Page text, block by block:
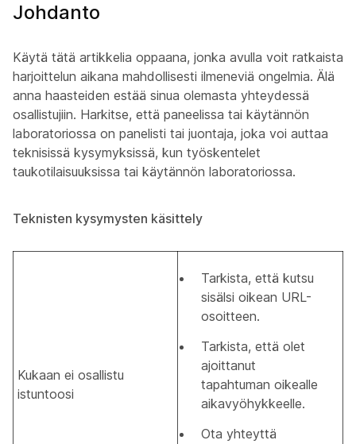
Johdanto
Käytä tätä artikkelia oppaana, jonka avulla voit ratkaista
harjoittelun aikana mahdollisesti ilmeneviä ongelmia. Älä
anna haasteiden estää sinua olemasta yhteydessä
osallistujiin. Harkitse, että paneelissa tai käytännön
laboratoriossa on panelisti tai juontaja, joka voi auttaa
teknisissä kysymyksissä, kun työskentelet
taukotilaisuuksissa tai käytännön laboratoriossa.
Teknisten kysymysten käsittely
Kukaan ei osallistu
istuntoosi
Tarkista, että kutsu
sisälsi oikean URL-
osoitteen.
Tarkista, että olet
ajoittanut
tapahtuman oikealle
aikavyöhykkeelle.
Ota yhteyttä